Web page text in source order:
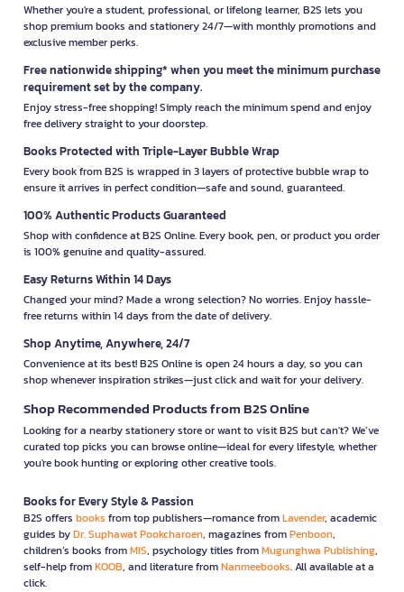
Whether you're a student, professional, or lifelong learner, B2S lets you
shop premium books and stationery 24/7—with monthly promotions and
exclusive member perks.
Free nationwide shipping* when you meet the minimum purchase
requirement set by the company.
Enjoy stress-free shopping! Simply reach the minimum spend and enjoy
free delivery straight to your doorstep.
Books Protected with Triple-Layer Bubble Wrap
Every book from B2S is wrapped in 3 layers of protective bubble wrap to
ensure it arrives in perfect condition—safe and sound, guaranteed.
100% Authentic Products Guaranteed
Shop with confidence at B2S Online. Every book, pen, or product you order
is 100% genuine and quality-assured.
Easy Returns Within 14 Days
Changed your mind? Made a wrong selection? No worries. Enjoy hassle-
free returns within 14 days from the date of delivery.
Shop Anytime, Anywhere, 24/7
Convenience at its best! B2S Online is open 24 hours a day, so you can
shop whenever inspiration strikes—just click and wait for your delivery.
Shop Recommended Products from B2S Online
Looking for a nearby stationery store or want to visit B2S but can't? We’ve
curated top picks you can browse online—ideal for every lifestyle, whether
you're book hunting or exploring other creative tools.
Books for Every Style & Passion
B2S offers books from top publishers—romance fromLavender, academic
guides byDr. Suphawat Pookcharoen, magazines fromPenboon,
children’s books fromMIS, psychology titles fromMugunghwa Publishing,
self-help fromKOOB, and literature fromNanmeebooks. All available at a
click.